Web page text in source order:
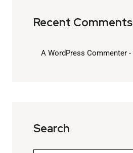
Recent Comments
A WordPress Commenter -
Search